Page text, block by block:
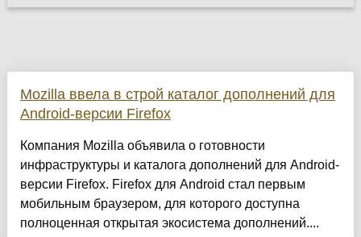
Mozilla ввела в строй каталог дополнений для
Android-версии Firefox
Компания Mozilla объявила о готовности
инфраструктуры и каталога дополнений для Android-
версии Firefox. Firefox для Android стал первым
мобильным браузером, для которого доступна
полноценная открытая экосистема дополнений....